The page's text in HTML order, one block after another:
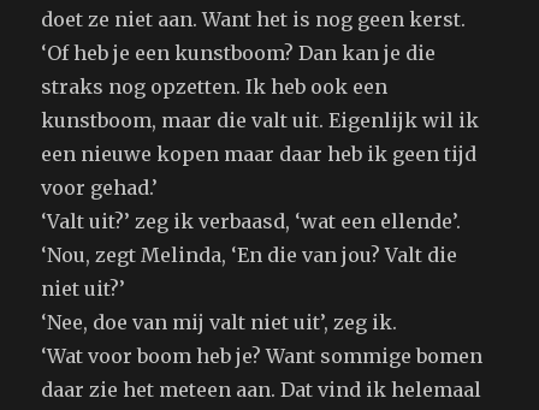
doet ze niet aan. Want het is nog geen kerst.
‘Of heb je een kunstboom? Dan kan je die
straks nog opzetten. Ik heb ook een
kunstboom, maar die valt uit. Eigenlijk wil ik
een nieuwe kopen maar daar heb ik geen tijd
voor gehad.’
‘Valt uit?’ zeg ik verbaasd, ‘wat een ellende’.
‘Nou, zegt Melinda, ‘En die van jou? Valt die
niet uit?’
‘Nee, doe van mij valt niet uit’, zeg ik.
‘Wat voor boom heb je? Want sommige bomen
daar zie het meteen aan. Dat vind ik helemaal